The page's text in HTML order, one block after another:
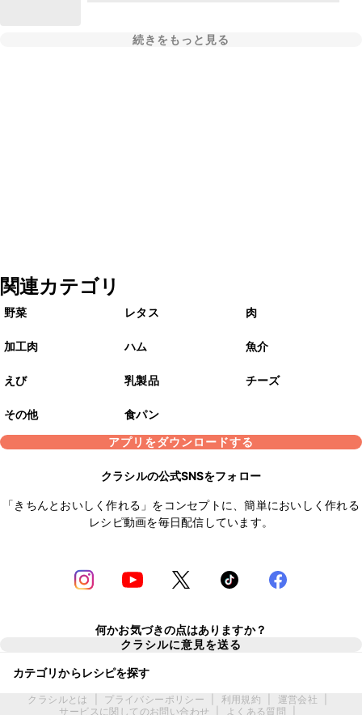
続きをもっと見る
関連カテゴリ
野菜 レタス 肉
加工肉 ハム 魚介
えび 乳製品 チーズ
その他
食パン
アプリをダウンロードする
クラシルの公式SNSをフォロー
「きちんとおいしく作れる」をコンセプトに、簡単においしく作れる
レシピ動画を毎日配信しています。
何かお気づきの点はありますか？
クラシルに意見を送る
カテゴリからレシピを探す
クラシルとは プライバシーポリシー 利用規約 運営会社
サービスに関してのお問い合わせ
よくある質問